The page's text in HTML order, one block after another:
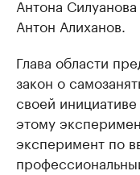
Антона
Антон Алиханов.
Глава области
закон о
своей
этому
эксперимент по